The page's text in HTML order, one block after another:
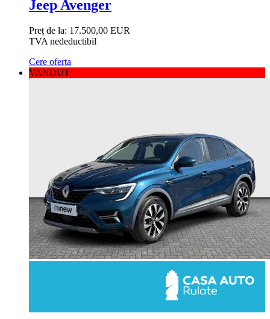
Jeep Avenger
Preț de la: 17.500,00 EUR
TVA nedeductibil
Cere oferta
VANDUT